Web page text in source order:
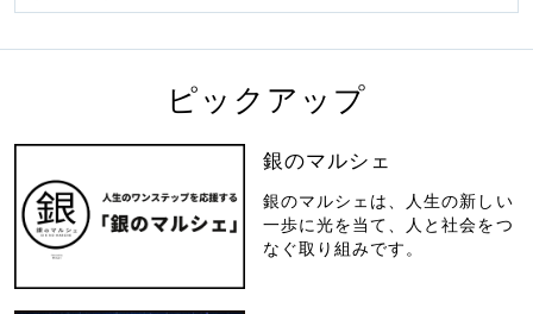
ピックアップ
銀のマルシェ
銀のマルシェは、人生の新しい
一歩に光を当て、人と社会をつ
なぐ取り組みです。